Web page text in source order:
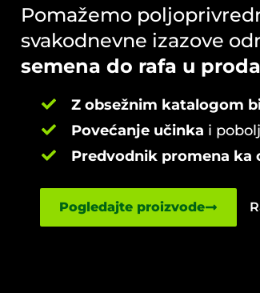
Pomažemo
svakodnevne izazove
semena do rafa u
Z obsežnim katalogom
Povećanje učinka i
Predvodnik promena
Pogledajte proizvode